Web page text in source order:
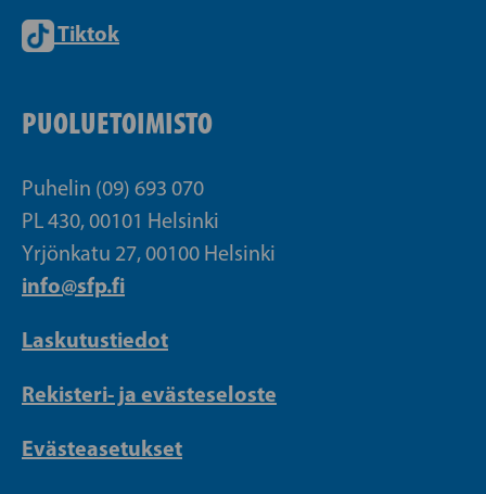
Tiktok
PUOLUETOIMISTO
Puhelin (09) 693 070
PL 430, 00101 Helsinki
Yrjönkatu 27, 00100 Helsinki
info@sfp.fi
Laskutustiedot
Rekisteri- ja evästeseloste
Evästeasetukset